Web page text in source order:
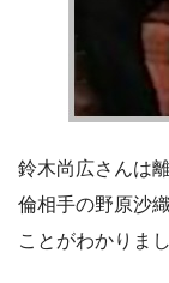
鈴木尚広さんは
倫相手の野原沙
ことがわかりまし